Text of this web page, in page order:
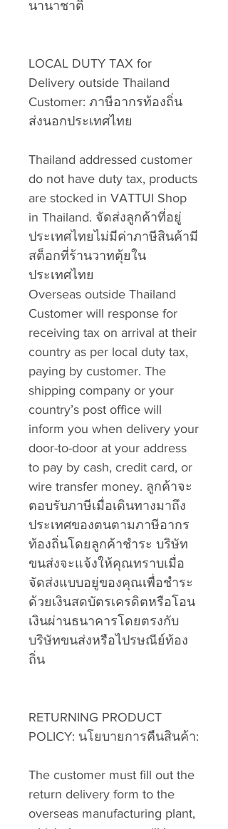
นานาชาติ
LOCAL DUTY TAX for
Delivery outside Thailand
Customer: ภาษีอากรท้องถิ่น
ส่งนอกประเทศไทย
Thailand addressed customer
do not have duty tax, products
are stocked in VATTUI Shop
in Thailand. จัดส่งลูกค้าที่อยู่
ประเทศไทยไม่มีค่าภาษีสินค้ามี
สต็อกที่ร้านวาทตุ้ยใน
ประเทศไทย
Overseas outside Thailand
Customer will response for
receiving tax on arrival at their
country as per local duty tax,
paying by customer. The
shipping company or your
country’s post office will
inform you when delivery your
door-to-door at your address
to pay by cash, credit card, or
wire transfer money. ลูกค้าจะ
ตอบรับภาษีเมื่อเดินทางมาถึง
ประเทศของตนตามภาษีอากร
ท้องถิ่นโดยลูกค้าชำระ บริษัท
ขนส่งจะแจ้งให้คุณทราบเมื่อ
จัดส่งแบบอยู่ของคุณเพื่อชำระ
ด้วยเงินสดบัตรเครดิตหรือโอน
เงินผ่านธนาคารโดยตรงกับ
บริษัทขนส่งหรือไปรษณีย์ท้อง
ถิ่น
RETURNING PRODUCT
POLICY: นโยบายการคืนสินค้า:
The customer must fill out the
return delivery form to the
overseas manufacturing plant,